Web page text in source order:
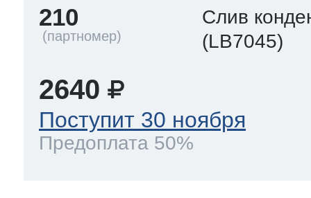
210
Слив
(LB7045)
2640
Поступит 30 ноября
Предоплата 50%